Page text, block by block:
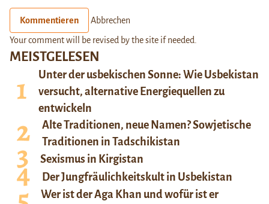
MEISTGELESEN
Unter der usbekischen Sonne: Wie Usbekistan
versucht, alternative Energiequellen zu
entwickeln
Alte Traditionen, neue Namen? Sowjetische
Traditionen in Tadschikistan
Sexismus in Kirgistan
Der Jungfräulichkeitskult in Usbekistan
Wer ist der Aga Khan und wofür ist er
Kommentieren Abbrechen
Your comment will be revised by the site if needed.